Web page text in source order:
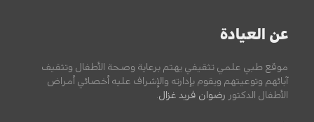
عن العيادة
موقع طبي علمي تثقيفي يهتم برعاية وصحة الأطفال وتثقيف
آبائهم وتوعيتهم ويقوم بإدارته والإشراف عليه أخصائي أمراض
الأطفال الدكتور رضوان فريد غزال.